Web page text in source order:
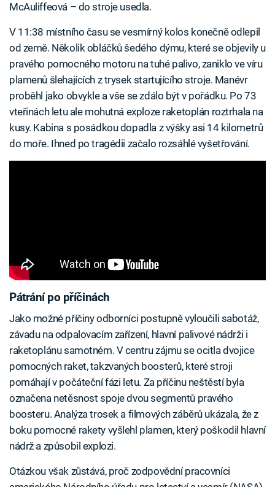
McAuliffeová – do stroje usedla.
V 11:38 místního času se vesmírný kolos konečně odlepil
od země. Několik obláčků šedého dýmu, které se objevily u
pravého pomocného motoru na tuhé palivo, zaniklo ve víru
plamenů šlehajících z trysek startujícího stroje. Manévr
proběhl jako obvykle a vše se zdálo být v pořádku. Po 73
vteřinách letu ale mohutná exploze raketoplán roztrhala na
kusy. Kabina s posádkou dopadla z výšky asi 14 kilometrů
do moře. Ihned po tragédii začalo rozsáhlé vyšetřování.
Pátrání po příčinách
Jako možné příčiny odborníci postupně vyloučili sabotáž,
závadu na odpalovacím zařízení, hlavní palivové nádrži i
raketoplánu samotném. V centru zájmu se ocitla dvojice
pomocných raket, takzvaných boosterů, které stroji
pomáhají v počáteční fázi letu. Za příčinu neštěstí byla
označena netěsnost spoje dvou segmentů pravého
boosteru. Analýza trosek a filmových záběrů ukázala, že z
boku pomocné rakety vyšlehl plamen, který poškodil hlavní
nádrž a způsobil explozi.
Otázkou však zůstává, proč zodpovědní pracovníci